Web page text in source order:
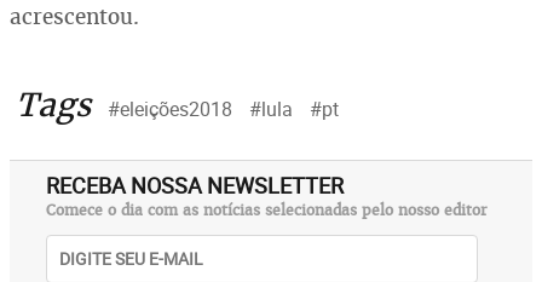
acrescentou.
Tags #eleições2018 #lula #pt
RECEBA NOSSA NEWSLETTER
Comece o dia com as notícias selecionadas pelo nosso editor